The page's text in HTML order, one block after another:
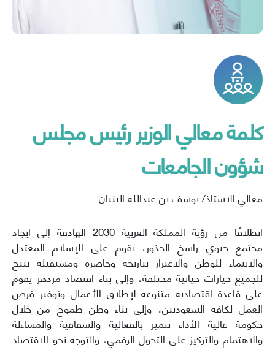
كلمة معالي الوزير رئيس مجلس
شؤون الجامعات
معالي الاستاذ/ يوسف بن عبدالله البنيان
انطلاقًا من رؤية المملكة العربية 2030 الهادفة إلى إيجاد
مجتمع حيوي راسخ الجذور، يقوم على الإسلام المعتدل
والانتماء للوطن والاعتزاز بتاريخه وحاضره ومستقبله يتيح
للجميع خيارات حياتية مختلفة، وإلى بناء اقتصاد مزدهر يقوم
على قاعدة اقتصادية متنوعة لإطلاق الأعمال وتوفير فرص
العمل لكافة السعوديين، وإلى بناء وطن طموح من خلال
حكومة عالية الأداء تتميز بالفعالية والشفافية والمساءلة
والاهتمام والتركيز على التحول الرقمي، والتوجه نحو الاقتصاد